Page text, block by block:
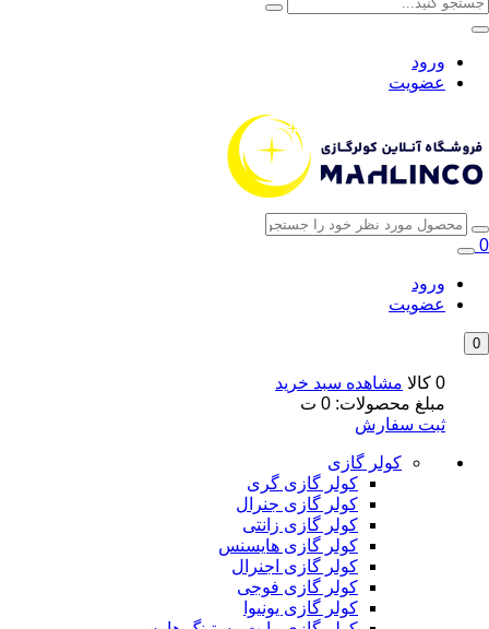
ورود
عضویت
0
ورود
عضویت
0
0 کالا
مشاهده سبد خرید
مبلغ محصولات: 0 ت
ثبت سفارش
کولر گازی
کولر گازی گری
کولر گازی جنرال
کولر گازی زانتی
کولر گازی هایسنس
کولر گازی اجنرال
کولر گازی فوجی
کولر گازی یونیوا